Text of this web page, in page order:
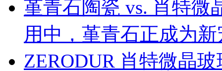
堇青石陶瓷 vs. 肖特微
用中，堇青石正成为
ZERODUR 肖特微晶